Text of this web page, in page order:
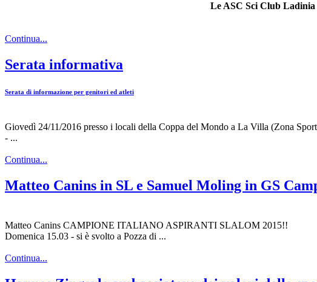
Le ASC Sci Club Ladinia
Continua...
Serata informativa
Serata di informazione per genitori ed atleti
Giovedì 24/11/2016 presso i locali della Coppa del Mondo a La Villa (Zona
- ...
Continua...
Matteo Canins in SL e Samuel Moling in GS
Matteo Canins CAMPIONE ITALIANO ASPIRANTI SLALOM 2015!!
Domenica 15.03 - si è svolto a Pozza di ...
Continua...